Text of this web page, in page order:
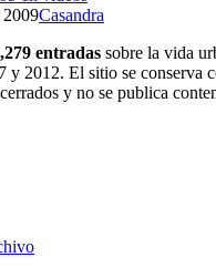
2009Casandra
entradas sobre la vida
y 2012. El sitio se conserva
y no se publica